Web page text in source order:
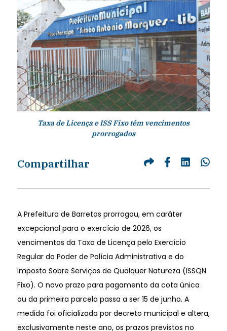
Taxa de Licença e ISS Fixo têm vencimentos
prorrogados
Compartilhar
A Prefeitura de Barretos prorrogou, em caráter
excepcional para o exercício de 2026, os
vencimentos da Taxa de Licença pelo Exercício
Regular do Poder de Polícia Administrativa e do
Imposto Sobre Serviços de Qualquer Natureza (ISSQN
Fixo). O novo prazo para pagamento da cota única
ou da primeira parcela passa a ser 15 de junho. A
medida foi oficializada por decreto municipal e altera,
exclusivamente neste ano, os prazos previstos no